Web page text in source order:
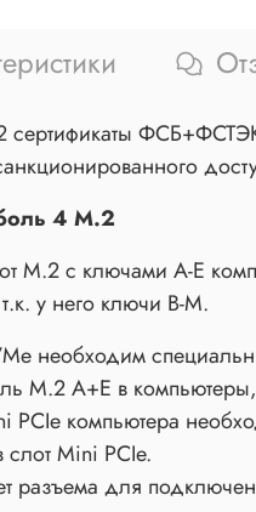
ФСБ+ФСТЭК
4 M.2
M.2 c ключами A-E
у него ключи B-M.
необходим
М.2 А+Е в
компьютера
Mini PCIe.
для